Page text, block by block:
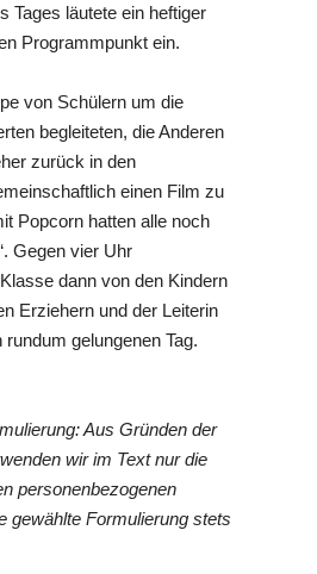
Tages läutete ein heftiger
Programmpunkt ein.
von Schülern um die
begleiteten, die Anderen
zurück in den
einen Film zu
Popcorn hatten alle noch
Gegen vier Uhr
dann von den Kindern
Erziehern und der Leiterin
gelungenen Tag.
Aus Gründen der
wir im Text nur die
personenbezogenen
gewählte Formulierung stets